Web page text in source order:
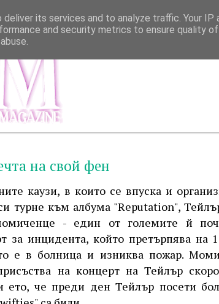
на свой фен
каузи, в които се впуска и
турне към албума "Reputation",
- един от големите й
за инцидента, който претърпява на
е в болница и изниква пожар.
на концерт на Тейлър
че преди ден Тейлър посети
its services and to analyze traffic. Your IP
and security metrics to ensure quality